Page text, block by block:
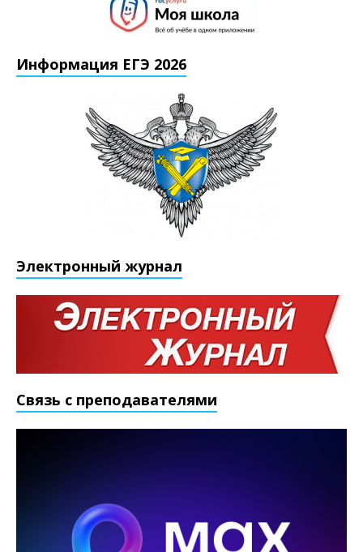
Информация ЕГЭ 2026
Электронный журнал
Связь с преподавателями